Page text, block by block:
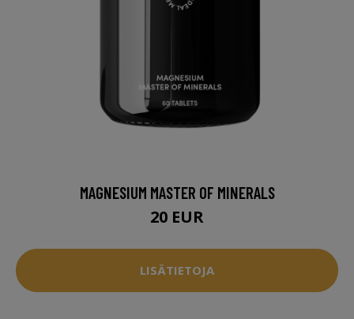
MAGNESIUM MASTER OF MINERALS
20 EUR
LISÄTIETOJA